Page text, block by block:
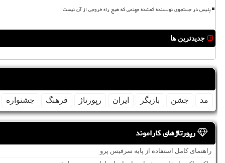
پلیس در جستجوی نویسنده گمشده جهنمی که هیچ راه خروجی از آن نیست!
جدیدترین ها
مد جشن بازیگر ایران رپورتاژ فرهنگ جشنواره
رپورتاژهای کاراموند
راهنمای کامل استفاده از پایه سرفیس پرو